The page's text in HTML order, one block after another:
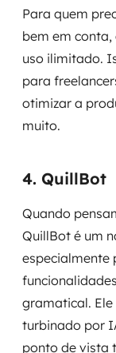
Para quem
bem em
uso ilimitado.
para
otimizar a
muito.
4. QuillBot
Quando
QuillBot é um
especialmente
gramatical.
turbinado por
ponto de vista